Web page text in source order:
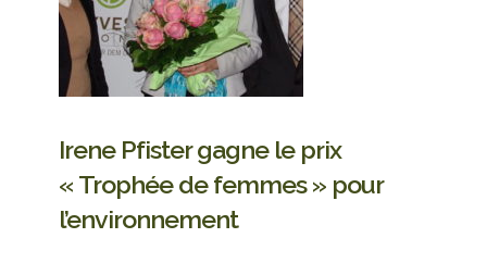
Irene Pfister gagne le prix
« Trophée de femmes » pour
l’environnement